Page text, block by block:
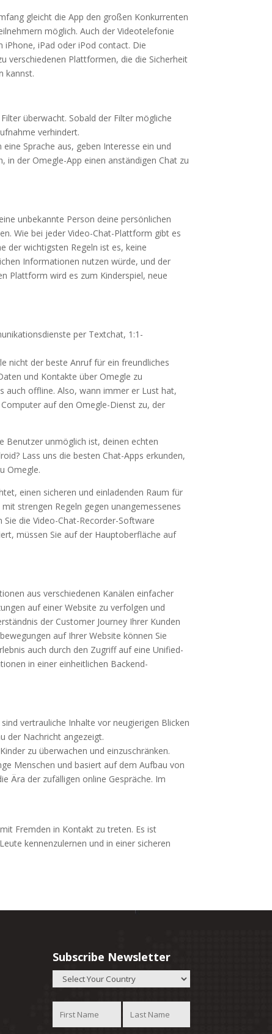
gleicht die App den großen Konkurrenten
möglich. Auch der Videotelefonie
iPad oder iPod contact. Die
verschiedenen Plattformen, die die Sicherheit
kannst.
überwacht. Sobald der Filter mögliche
verhindert.
Sprache aus, geben Interesse ein und
der Omegle-App einen anständigen Chat zu
unbekannte Person deine persönlichen
Wie bei jeder Video-Chat-Plattform gibt es
der wichtigsten Regeln ist es, keine
Informationen nutzen würde, und der
Plattform wird es zum Kinderspiel, neue
per Textchat, 1:1-
nicht der beste Anruf für ein freundliches
und Kontakte über Omegle zu
auch offline. Also, wann immer er Lust hat,
auf den Omegle-Dienst zu, der
Benutzer unmöglich ist, deinen echten
Lass uns die besten Chat-Apps erkunden,
Omegle.
einen sicheren und einladenden Raum für
strengen Regeln gegen unangemessenes
die Video-Chat-Recorder-Software
müssen Sie auf der Hauptoberfläche auf
aus verschiedenen Kanälen einfacher
auf einer Website zu verfolgen und
der Customer Journey Ihrer Kunden
auf Ihrer Website können Sie
auch durch den Zugriff auf eine Unified-
in einer einheitlichen Backend-
vertrauliche Inhalte vor neugierigen Blicken
der Nachricht angezeigt.
zu überwachen und einzuschränken.
Menschen und basiert auf dem Aufbau von
Ära der zufälligen online Gespräche. Im
Fremden in Kontakt zu treten. Es ist
kennenzulernen und in einer sicheren
Subscribe Newsletter